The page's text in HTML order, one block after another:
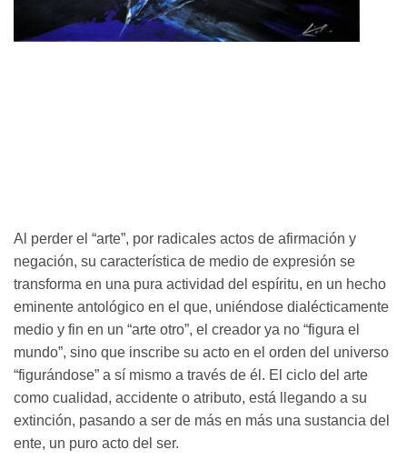
Al perder el “arte”, por radicales actos de afirmación y
negación, su característica de medio de expresión se
transforma en una pura actividad del espíritu, en un hecho
eminente antológico en el que, uniéndose dialécticamente
medio y fin en un “arte otro”, el creador ya no “figura el
mundo”, sino que inscribe su acto en el orden del universo
“figurándose” a sí mismo a través de él. El ciclo del arte
como cualidad, accidente o atributo, está llegando a su
extinción, pasando a ser de más en más una sustancia del
ente, un puro acto del ser.